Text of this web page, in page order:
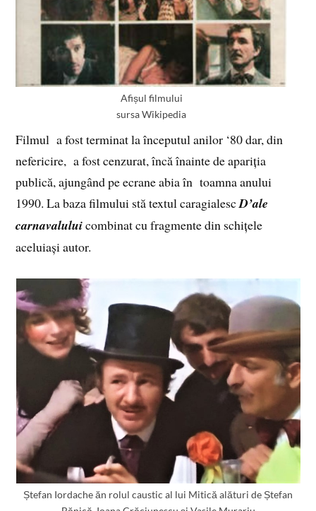
Afișul filmului
sursa Wikipedia
Filmul a fost terminat la începutul anilor ‘80 dar, din
nefericire, a fost cenzurat, încă înainte de apariția
publică, ajungând pe ecrane abia în toamna anului
1990. La baza filmului stă textul caragialescD’ale
carnavaluluicombinat cu fragmente din schițele
aceluiași autor.
Ștefan Iordache ăn rolul caustic al lui Mitică alături de Ștefan